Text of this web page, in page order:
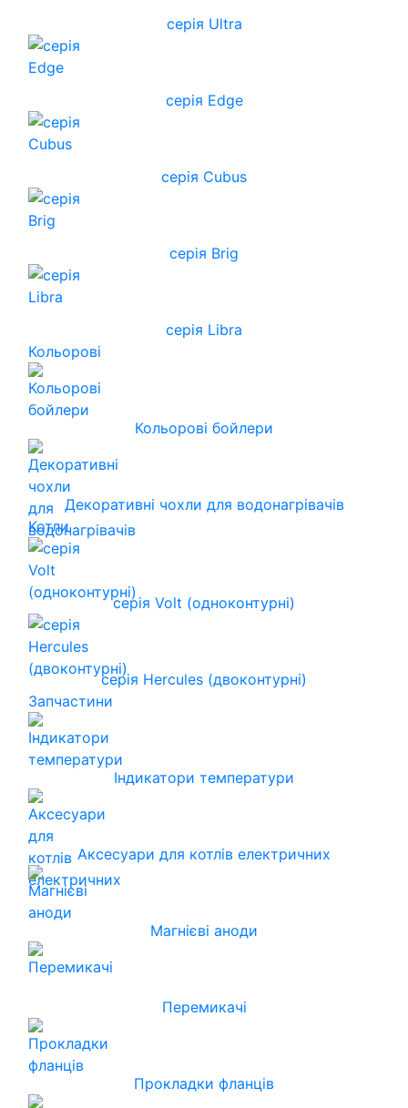
серія Ultra
серія Edge
серія Cubus
серія Brig
серія Libra
Кольорові
Кольорові бойлери
Декоративні чохли для водонагрівачів
Котли
серія Volt (одноконтурні)
серія Hercules (двоконтурні)
Запчастини
Індикатори температури
Аксесуари для котлів електричних
Магнієві аноди
Перемикачі
Прокладки фланців